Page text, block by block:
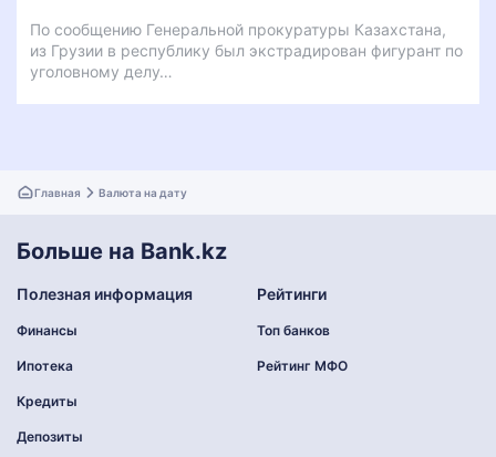
По сообщению Генеральной прокуратуры Казахстана,
из Грузии в республику был экстрадирован фигурант по
уголовному делу…
Главная Валюта на дату
Больше на Bank.kz
Полезная информация
Финансы
Ипотека
Кредиты
Депозиты
Рейтинги
Топ банков
Рейтинг МФО